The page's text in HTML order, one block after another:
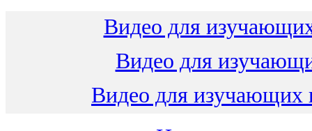
Видео для
Видео для
Видео для изучающих